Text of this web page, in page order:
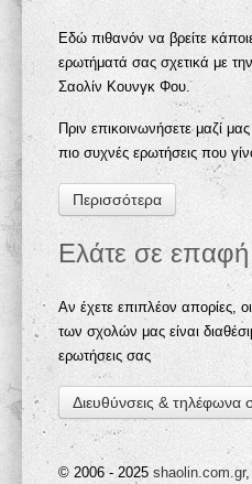
Εδώ πιθανόν να βρείτε
ερωτήματά σας σχετικά με
Σαολίν Κουνγκ Φου.
Πριν επικοινωνήσετε μαζί μας
πιο συχνές ερωτήσεις που
Περισσότερα
Ελάτε σε επαφή
Αν έχετε επιπλέον απορίες,
των σχολών μας είναι
ερωτήσεις σας
Διευθύνσεις & τηλέφωνα
© 2006 - 2025shaolin.com.gr,